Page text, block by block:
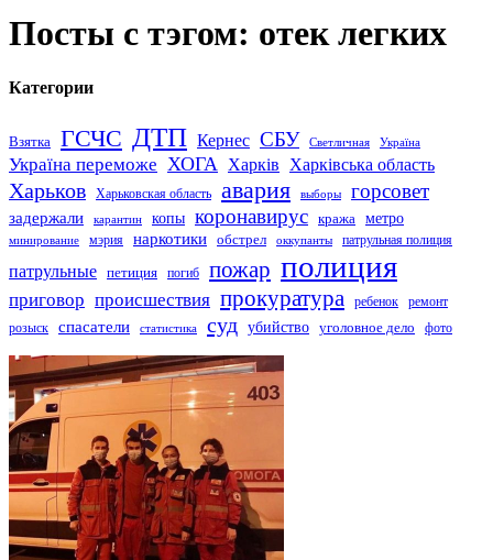
Посты с тэгом: отек легких
Категории
Взятка ГСЧС ДТП Кернес СБУ Светличная Україна
Україна переможе ХОГА Харків Харківська область
Харьков Харьковская область авария выборы горсовет
задержали карантин копы коронавирус кража метро
минирование мэрия наркотики обстрел оккупанты патрульная полиция
патрульные петиция погиб пожар полиция
приговор происшествия прокуратура ребенок
ремонт
розыск
спасатели статистика суд убийство уголовное дело фото